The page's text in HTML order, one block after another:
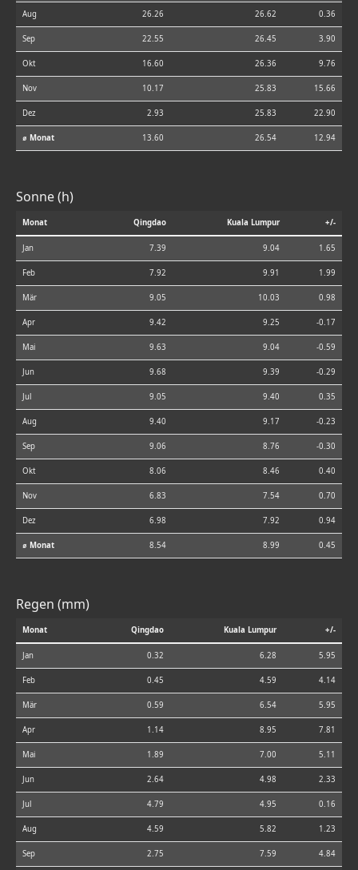
Aug 26.26 26.62 0.36
Sep 22.55 26.45 3.90
Okt 16.60 26.36 9.76
Nov 10.17 25.83 15.66
Dez 2.93 25.83 22.90
⌀ Monat 13.60 26.54 12.94
Sonne (h)
Monat Qingdao Kuala Lumpur +/-
Jan 7.39 9.04 1.65
Feb 7.92 9.91 1.99
Mär 9.05 10.03 0.98
Apr 9.42 9.25 -0.17
Mai 9.63 9.04 -0.59
Jun 9.68 9.39 -0.29
Jul 9.05 9.40 0.35
Aug 9.40 9.17 -0.23
Sep 9.06 8.76 -0.30
Okt 8.06 8.46 0.40
Nov 6.83 7.54 0.70
Dez 6.98 7.92 0.94
⌀ Monat 8.54 8.99 0.45
Regen (mm)
Monat Qingdao Kuala Lumpur +/-
Jan 0.32 6.28 5.95
Feb 0.45 4.59 4.14
Mär 0.59 6.54 5.95
Apr 1.14 8.95 7.81
Mai 1.89 7.00 5.11
Jun 2.64 4.98 2.33
Jul 4.79 4.95 0.16
Aug 4.59 5.82 1.23
Sep 2.75 7.59 4.84